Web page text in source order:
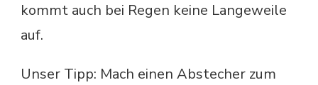
kommt auch bei Regen keine Langeweile
auf.
Unser Tipp: Mach einen Abstecher zum